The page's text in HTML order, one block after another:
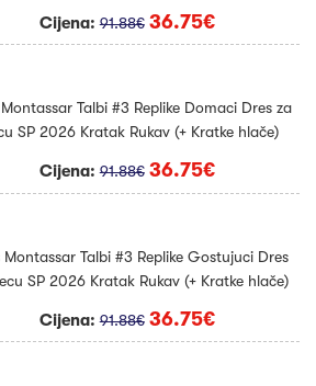
Cijena:91.88€ 36.75€
Talbi #3 Replike Domaci Dres za
SP 2026 Kratak Rukav (+ Kratke hlače)
Cijena:91.88€ 36.75€
Montassar Talbi #3 Replike Gostujuci Dres
SP 2026 Kratak Rukav (+ Kratke hlače)
Cijena:91.88€ 36.75€